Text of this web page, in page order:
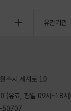
유관기관
주시 세계로 10
(유료, 평일 09시~18시)
50707